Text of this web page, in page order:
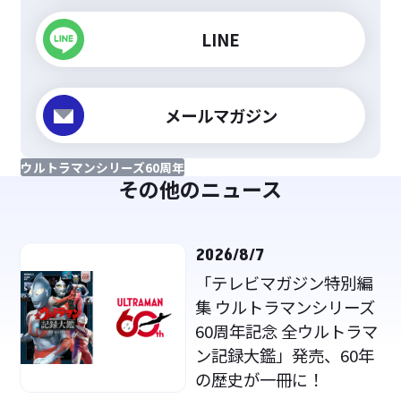
LINE
メールマガジン
ウルトラマンシリーズ60周年
その他のニュース
2026/8/7
「テレビマガジン特別編
集 ウルトラマンシリーズ
60周年記念 全ウルトラマ
ン記録大鑑」発売、60年
の歴史が一冊に！